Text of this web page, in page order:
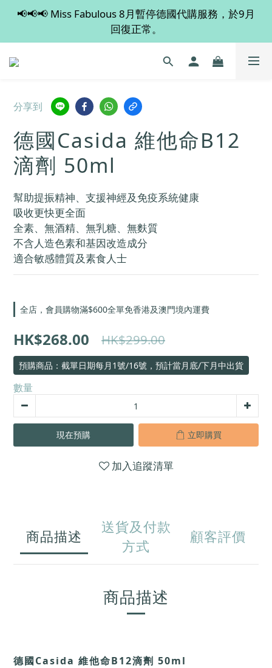
💡 全店滿 $600 免運費，買多件更抵！
📢📢📢 Miss Fabulous 8月暫停德國代購服務，於9月
回復正常。
💡 全店滿 $600 免運費，買多件更抵！
分享到
德國Casida 維他命B12
滴劑 50ml
幫助提振精神、支援神經及免疫系統健康
吸收更快更全面
全素、無酒精、無乳糖、無麩質
不含人造色素和基因改造成分
適合敏感體質及素食人士
全店，會員購物滿$600全單免香港及澳門境內運費
HK$268.00 HK$299.00
預購商品：截單日期每月1號/16號，預計當月底/下月中出貨
數量
現在預購 立即購買
加入追蹤清單
商品描述
送貨及付款
方式
顧客評價
商品描述
德國Casida 維他命B12滴劑 50ml